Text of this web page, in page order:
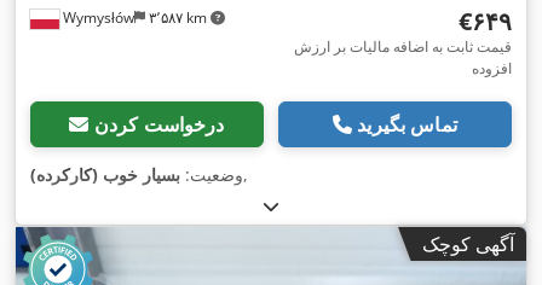
Wymysłów ۳٬۵۸۷ km ‎€۶۴۹
قیمت ثابت به اضافه مالیات بر ارزش
افزوده
درخواست کردن تماس بگیرید
وضعیت: بسیار خوب (کارکرده) ,
آگهی کوچک